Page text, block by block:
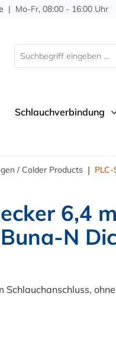
| Mo-Fr, 08:00 - 16:00 Uhr
Schlauchverbindung
/ Colder Products | PLC-
6,4
N